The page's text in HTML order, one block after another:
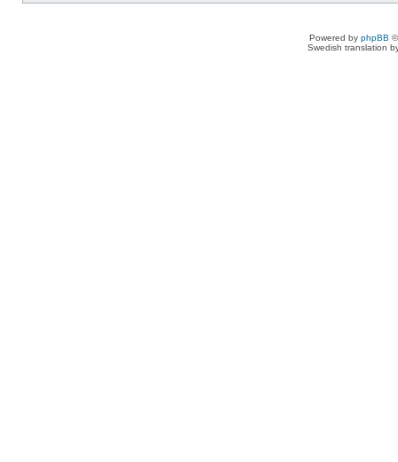
Powered by phpBB
Swedish translation